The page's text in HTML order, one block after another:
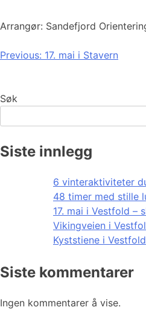
Arrangør: Sandefjord
Innleggsnavigasjon
Previous: 17. mai i Stavern
Søk
Siste innlegg
6 vinteraktiviteter
48 timer med stille
17. mai i Vestfold –
Vikingveien i
Kyststiene i Vestfold
Siste kommentarer
Ingen kommentarer å vise.